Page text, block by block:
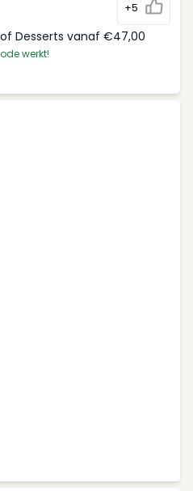
+5
Desserts vanaf €47,00
werkt!